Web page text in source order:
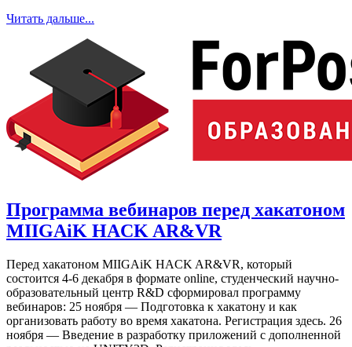
Читать дальше...
Программа вебинаров перед хакатоном
MIIGAiK HACK AR&VR
Перед хакатоном MIIGAiK HACK AR&VR, который
состоится 4-6 декабря в формате online, cтуденческий научно-
образовательный центр R&D cформировал программу
вебинаров: 25 ноября — Подготовка к хакатону и как
организовать работу во время хакатона. Регистрация здесь. 26
ноября — Введение в разработку приложений с дополненной